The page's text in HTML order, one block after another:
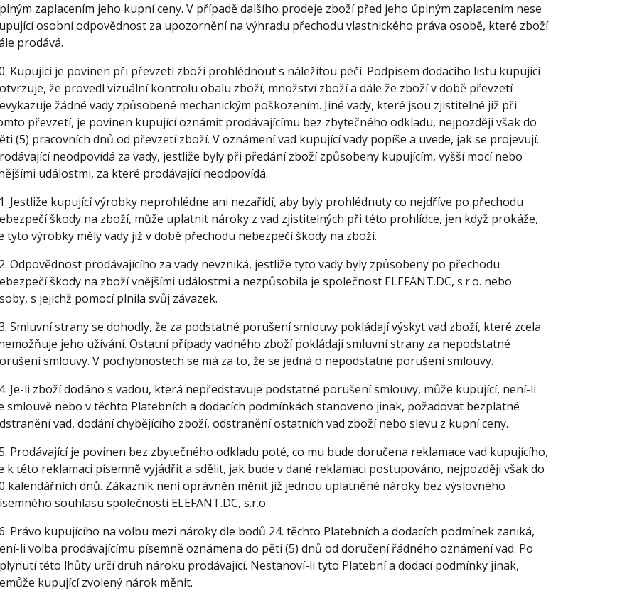
zaplacením jeho kupní ceny. V případě dalšího prodeje zboží před jeho úplným zaplacením nese
osobní odpovědnost za upozornění na výhradu přechodu vlastnického práva osobě, které zboží
prodává.
Kupující je povinen při převzetí zboží prohlédnout s náležitou péčí. Podpisem dodacího listu kupující
že provedl vizuální kontrolu obalu zboží, množství zboží a dále že zboží v době převzetí
žádné vady způsobené mechanickým poškozením. Jiné vady, které jsou zjistitelné již při
převzetí, je povinen kupující oznámit prodávajícímu bez zbytečného odkladu, nejpozději však do
(5) pracovních dnů od převzetí zboží. V oznámení vad kupující vady popíše a uvede, jak se projevují.
neodpovídá za vady, jestliže byly při předání zboží způsobeny kupujícím, vyšší mocí nebo
událostmi, za které prodávající neodpovídá.
Jestliže kupující výrobky neprohlédne ani nezařídí, aby byly prohlédnuty co nejdříve po přechodu
škody na zboží, může uplatnit nároky z vad zjistitelných při této prohlídce, jen když prokáže,
tyto výrobky měly vady již v době přechodu nebezpečí škody na zboží.
Odpovědnost prodávajícího za vady nevzniká, jestliže tyto vady byly způsobeny po přechodu
škody na zboží vnějšími událostmi a nezpůsobila je společnost ELEFANT.DC, s.r.o. nebo
s jejichž pomocí plnila svůj závazek.
Smluvní strany se dohodly, že za podstatné porušení smlouvy pokládají výskyt vad zboží, které zcela
jeho užívání. Ostatní případy vadného zboží pokládají smluvní strany za nepodstatné
smlouvy. V pochybnostech se má za to, že se jedná o nepodstatné porušení smlouvy.
Je-li zboží dodáno s vadou, která nepředstavuje podstatné porušení smlouvy, může kupující, není-li
smlouvě nebo v těchto Platebních a dodacích podmínkách stanoveno jinak, požadovat bezplatné
vad, dodání chybějícího zboží, odstranění ostatních vad zboží nebo slevu z kupní ceny.
Prodávající je povinen bez zbytečného odkladu poté, co mu bude doručena reklamace vad kupujícího,
k této reklamaci písemně vyjádřit a sdělit, jak bude v dané reklamaci postupováno, nejpozději však do
kalendářních dnů. Zákazník není oprávněn měnit již jednou uplatněné nároky bez výslovného
souhlasu společnosti ELEFANT.DC, s.r.o.
Právo kupujícího na volbu mezi nároky dle bodů 24. těchto Platebních a dodacích podmínek zaniká,
li volba prodávajícímu písemně oznámena do pěti (5) dnů od doručení řádného oznámení vad. Po
této lhůty určí druh nároku prodávající. Nestanoví-li tyto Platební a dodací podmínky jinak,
kupující zvolený nárok měnit.